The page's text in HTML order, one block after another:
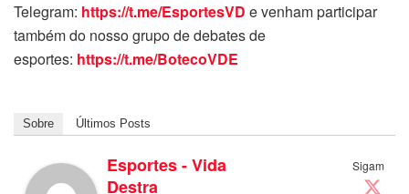
Telegram: https://t.me/EsportesVD e venham participar
também do nosso grupo de debates de
esportes: https://t.me/BotecoVDE
Sobre Últimos Posts
Sigam
Esportes - Vida
Destra